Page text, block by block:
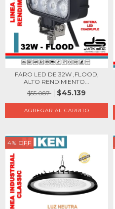
FARO LED DE 32W ,FLOOD,
ALTO RENDIMIENTO...
$55.087
$45.139
4% OFF